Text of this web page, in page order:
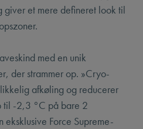
giver et mere defineret look til
med en unik
der strammer op. »Cryo-
afkøling og reducerer
til -2,3 °C på bare 2
Force Supreme-